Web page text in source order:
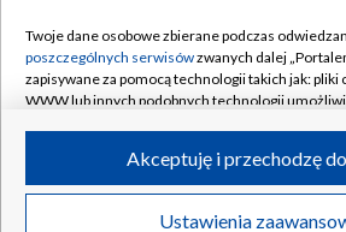
Rada Programowa
System NOS
Informacje o nadawcy
Program dla prasy
Kontakt
Kanały
©2026 Telewizja Polska S.A.
Twoje dane osobowe zbierane podczas
poszczególnych serwisówzwanych dalej
zapisywane za pomocą technologii takich jak:
WWW lub innych podobnych technologii
ruchu w Internecie.
Twoje dane osobowe zbierane podczas
Ustawienia
Akceptuję i przechodzę